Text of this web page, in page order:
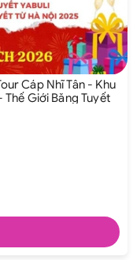
Cáp Nhĩ Tân - Khu
Giới Băng Tuyết